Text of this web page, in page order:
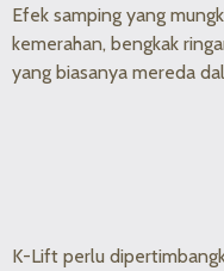
Efek samping yang
kemerahan, bengkak
yang biasanya mereda
K-Lift perlu